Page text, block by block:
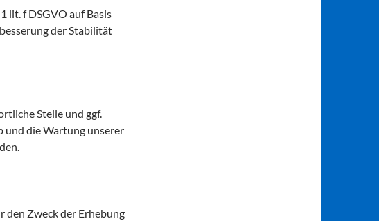
lit. f DSGVO auf Basis
der Stabilität
Stelle und ggf.
und die Wartung unserer
den Zweck der Erhebung